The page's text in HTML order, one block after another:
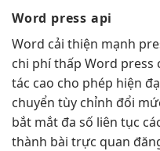
Word press api
Word cải thiện mạnh
chi phí thấp Word press
tác cao cho phép hiện
chuyển tùy chỉnh đổi
bắt mắt đa số liên tục
thành bài trực quan